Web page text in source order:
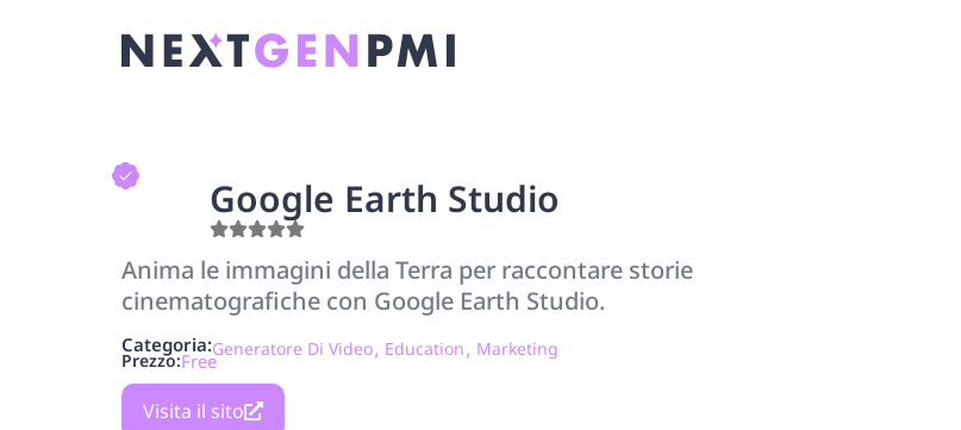
Google Earth Studio
Anima le immagini della Terra per raccontare storie
cinematografiche con Google Earth Studio.
Categoria:Generatore Di Video, Education, Marketing
Prezzo:Free
Visita il sito